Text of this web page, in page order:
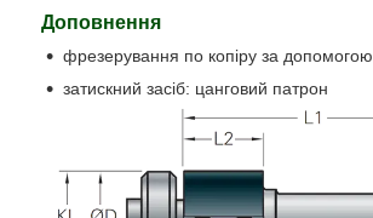
Доповнення
фрезерування по копіру за
затискний засіб: цанговий патрон